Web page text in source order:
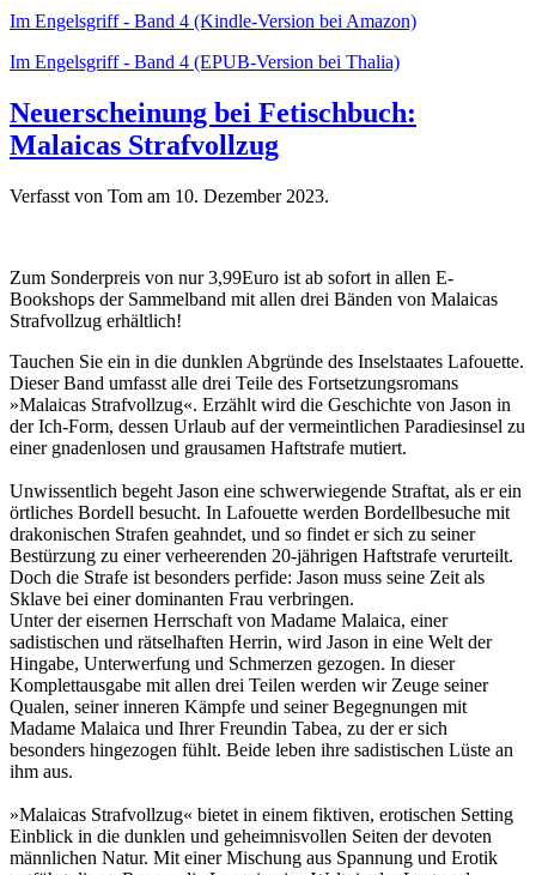
Im Engelsgriff - Band 4 (Kindle-Version bei Amazon)
Im Engelsgriff - Band 4 (EPUB-Version bei Thalia)
Neuerscheinung bei Fetischbuch:
Malaicas Strafvollzug
Verfasst von Tom am 10. Dezember 2023.
Zum Sonderpreis von nur 3,99Euro ist ab sofort in allen E-
Bookshops der Sammelband mit allen drei Bänden von Malaicas
Strafvollzug erhältlich!
Tauchen Sie ein in die dunklen Abgründe des Inselstaates Lafouette.
Dieser Band umfasst alle drei Teile des Fortsetzungsromans
»Malaicas Strafvollzug«. Erzählt wird die Geschichte von Jason in
der Ich-Form, dessen Urlaub auf der vermeintlichen Paradiesinsel zu
einer gnadenlosen und grausamen Haftstrafe mutiert.
Unwissentlich begeht Jason eine schwerwiegende Straftat, als er ein
örtliches Bordell besucht. In Lafouette werden Bordellbesuche mit
drakonischen Strafen geahndet, und so findet er sich zu seiner
Bestürzung zu einer verheerenden 20-jährigen Haftstrafe verurteilt.
Doch die Strafe ist besonders perfide: Jason muss seine Zeit als
Sklave bei einer dominanten Frau verbringen.
Unter der eisernen Herrschaft von Madame Malaica, einer
sadistischen und rätselhaften Herrin, wird Jason in eine Welt der
Hingabe, Unterwerfung und Schmerzen gezogen. In dieser
Komplettausgabe mit allen drei Teilen werden wir Zeuge seiner
Qualen, seiner inneren Kämpfe und seiner Begegnungen mit
Madame Malaica und Ihrer Freundin Tabea, zu der er sich
besonders hingezogen fühlt. Beide leben ihre sadistischen Lüste an
ihm aus.
»Malaicas Strafvollzug« bietet in einem fiktiven, erotischen Setting
Einblick in die dunklen und geheimnisvollen Seiten der devoten
männlichen Natur. Mit einer Mischung aus Spannung und Erotik